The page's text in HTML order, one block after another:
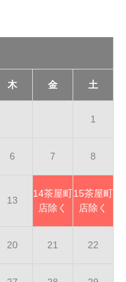
木 金 土
1
6 7 8
13
14茶屋町
店除く
15茶屋町
店除く
20 21 22